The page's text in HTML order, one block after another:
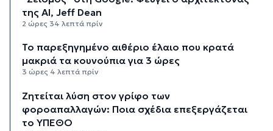
της AI, Jeff Dean
2 ώρες 34 λεπτά πρίν
Το παρεξηγημένο αιθέριο έλαιο που κρατά
μακριά τα κουνούπια για 3 ώρες
3 ώρες 4 λεπτά πρίν
Ζητείται λύση στον γρίφο των
φοροαπαλλαγών: Ποια σχέδια επεξεργάζεται
το ΥΠΕΘΟ